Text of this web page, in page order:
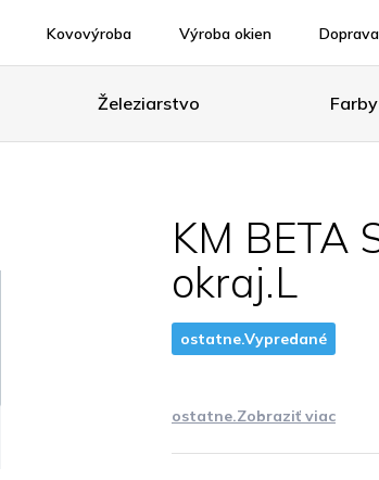
Kovovýroba Výroba okien Doprava
Železiarstvo Farby
KM BETA
okraj.L
ostatne.Vypredané
ostatne.Zobraziť viac